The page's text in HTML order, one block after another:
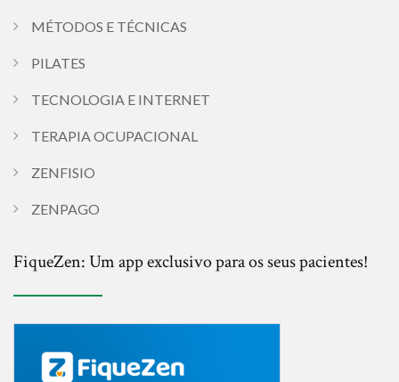
MÉTODOS E TÉCNICAS
PILATES
TECNOLOGIA E INTERNET
TERAPIA OCUPACIONAL
ZENFISIO
ZENPAGO
FiqueZen: Um app exclusivo para os seus pacientes!